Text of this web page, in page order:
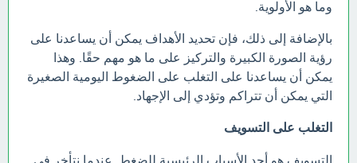
وما هو الأولوية.
بالإضافة إلى ذلك، فإن تحديد الأهداف يمكن أن يساعدنا على
رؤية الصورة الكبيرة والتركيز على ما هو مهم حقًا. وهذا
يمكن أن يساعدنا على التغلب على الضغوط اليومية الصغيرة
التي يمكن أن تتراكم وتؤدي إلى الإجهاد.
التغلب على التسويف
التسويف هو أحد الأسباب الرئيسية للضغط. عندما نتأخر في